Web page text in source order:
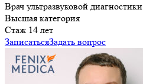
Врач ультразвуковой диагностики
Высшая категория
Cтаж 14 лет
ЗаписатьсяЗадать вопрос